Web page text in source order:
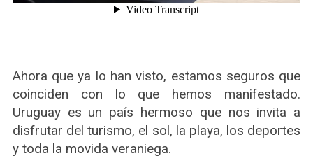
Ahora que ya lo han visto, estamos seguros que
coinciden con lo que hemos manifestado.
Uruguay es un país hermoso que nos invita a
disfrutar del turismo, el sol, la playa, los deportes
y toda la movida veraniega.